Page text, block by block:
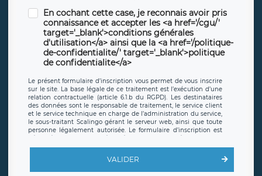
En cochant cette case, je reconnais avoir pris
connaissance et accepter les <a href='/cgu/'
target='_blank'>conditions générales
d'utilisation</a> ainsi que la <a href='/politique-
de-confidentialite/' target='_blank'>politique
de confidentialite</a>
Le présent formulaire d’inscription vous permet de vous inscrire
sur le site. La base légale de ce traitement est l’exécution d’une
relation contractuelle (article 6.1.b du RGPD). Les destinataires
des données sont le responsable de traitement, le service client
et le service technique en charge de l’administration du service,
le sous-traitant Scalingo gérant le serveur web, ainsi que toute
personne légalement autorisée. Le formulaire d’inscription est
offrant desclauses de protection conformes au RGPD. Les
en sollicite la suppression, étant entendu que vous pouvez
demander la suppression de vos données et retirer votre
VALIDER